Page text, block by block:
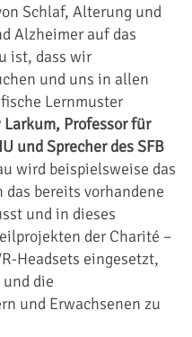
Schlaf, Alterung und
Alzheimer auf das
ist, dass wir
und uns in allen
Lernmuster
Professor für
und Sprecher des SFB
wird beispielsweise das
bereits vorhandene
und in dieses
der Charité –
Headsets eingesetzt,
die
und Erwachsenen zu